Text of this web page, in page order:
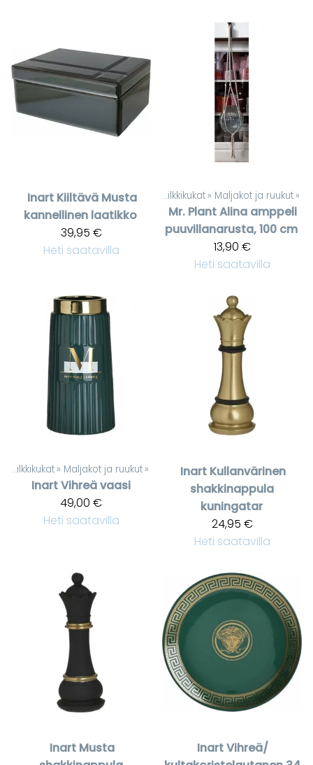
Inart Kiiltävä Musta
kannellinen laatikko
39,95 €
Heti saatavilla
Tuotteet Silkkikukat ‪» Maljakot ja ruukut ‪»
Mr. PlantAlina amppeli
puuvillanarusta, 100 cm
13,90 €
Heti saatavilla
Silkkikukat ‪» Maljakot ja ruukut ‪»
InartVihreä vaasi
49,00 €
Heti saatavilla
Inart Kullanvärinen
shakkinappula
kuningatar
24,95 €
Heti saatavilla
Inart Musta
InartVihreä/